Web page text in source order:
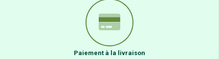
Paiement à la livraison